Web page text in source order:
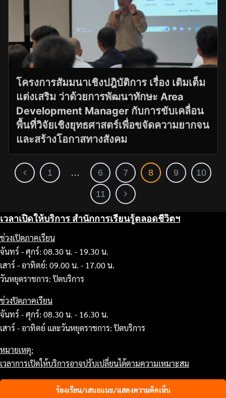
โครงการสัมมนาเชิงปฎิบัติการ เรื่อง เติมเต็ม
แต่งเสริม ว่าด้วยการพัฒนาทักษะ Area
Development Manager กับการขับเคลื่อน
พื้นที่วิจัยเชิงยุทธศาสตร์เพื่อขจัดความยากจน
และสร้างโอกาสทางสังคม
1 … 6 7 8 9 10
11
เวลาเปิดให้บริการ สำนักการเรียนรู้ตลอดชีวิตฯ
ช่วงเปิดภาคเรียน
จันทร์ - ศุกร์: 08.30 น. - 19.30 น.
เสาร์ - อาทิตย์: 09.00 น. - 17.00 น.
วันหยุดราชการ: ปิดบริการ
ช่วงปิดภาคเรียน
จันทร์ - ศุกร์: 08.30 น. - 16.30 น.
เสาร์ - อาทิตย์ และวันหยุดราชการ: ปิดบริการ
หมายเหตุ:
เวลาการเปิดให้บริการอาจปรับเปลี่ยนได้ตามความเหมาะสม
ร้องเรียน/เสนอแนะ/แสดงความคิดเห็น